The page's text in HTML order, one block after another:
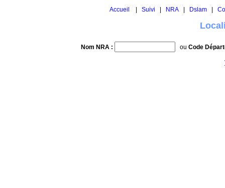
Accueil Suivi NRA Dslam
Nom NRA : ou Code